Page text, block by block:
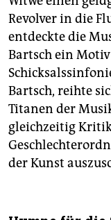
Revolver in die
entdeckte die
Bartsch ein
Bartsch, reihte
Titanen der
gleichzeitig
der Kunst